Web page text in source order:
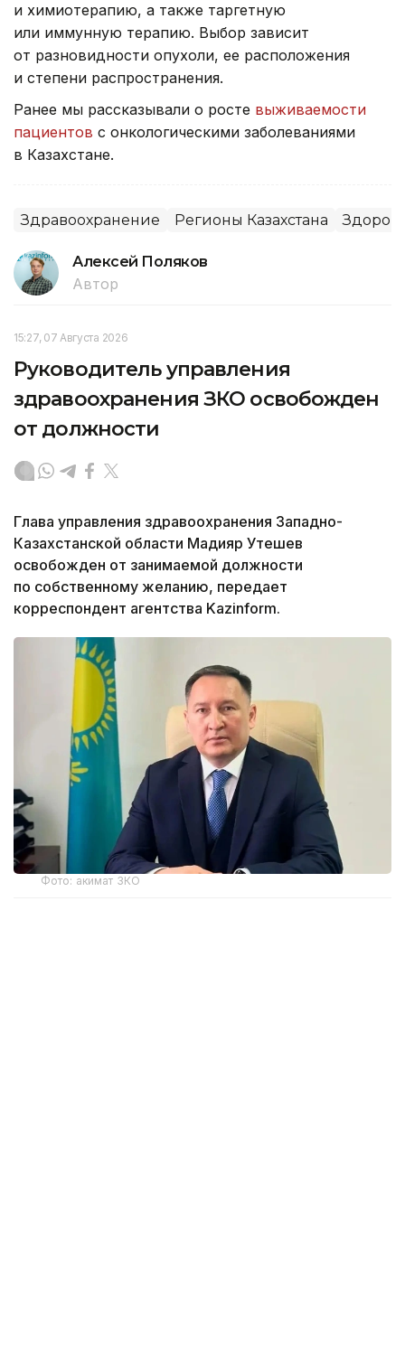
и химиотерапию, а также таргетную
или иммунную терапию. Выбор зависит
от разновидности опухоли, ее расположения
и степени распространения.
Ранее мы рассказывали о росте выживаемости
пациентов с онкологическими заболеваниями
в Казахстане.
Здравоохранение Регионы Казахстана
Алексей Поляков
Автор
15:27, 07 Августа 2026
Руководитель управления
здравоохранения ЗКО освобожден
от должности
Глава управления здравоохранения Западно-
Казахстанской области Мадияр Утешев
освобожден от занимаемой должности
по собственному желанию, передает
корреспондент агентства Kazinform.
Фото: акимат ЗКО